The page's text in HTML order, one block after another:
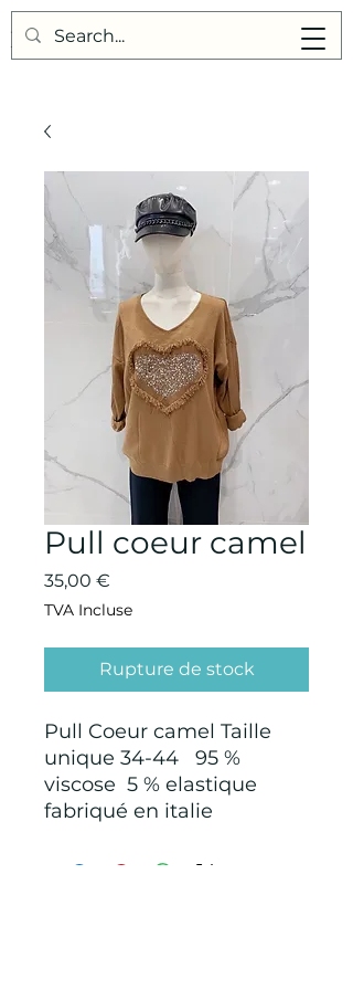
Points de Suture
Pull coeur camel
35,00 €
TVA Incluse
Rupture de stock
Pull Coeur camel Taille
unique 34-44 95 %
viscose 5 % elastique
fabriqué en italie